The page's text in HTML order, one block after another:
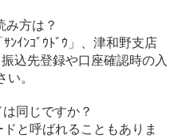
み方は？
ﾝｲﾝｺﾞｳﾄﾞｳ」、津和野支店
込先登録や口座確認時の入
。
同じですか？
と呼ばれることもありま